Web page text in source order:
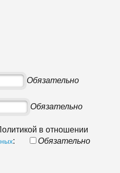
Обязательно
Обязательно
в отношении
: Обязательно